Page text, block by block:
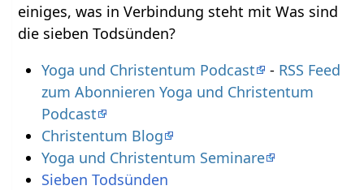
einiges, was in Verbindung steht mit Was sind
die sieben Todsünden?
Yoga und Christentum Podcast
- RSS Feed
zum Abonnieren Yoga und Christentum
Podcast
Christentum Blog
Yoga und Christentum Seminare
Sieben Todsünden